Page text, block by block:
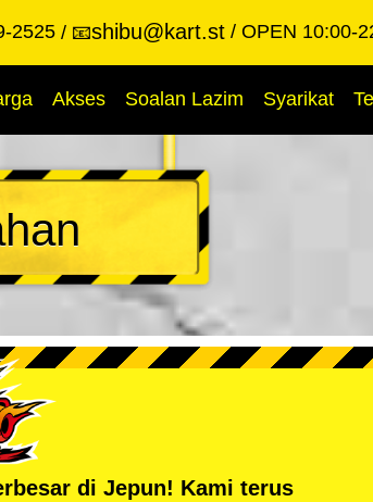
2525 📧shibu@kart.st OPEN 10:00-
Akses Soalan Lazim Syarikat
di Jepun! Kami terus